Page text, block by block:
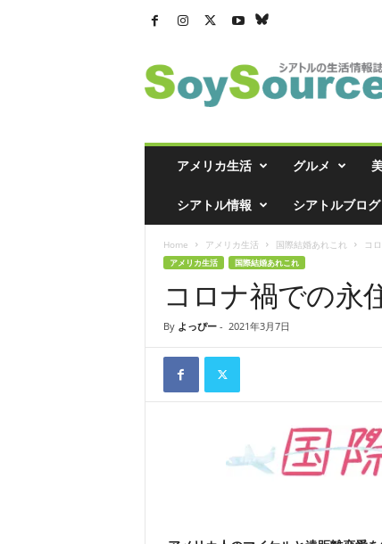
ト
ル
アメリカ生活 グルメ
シアトル情報 シアトルブログ
Home アメリカ生活 国際結婚あれこれ コ
アメリカ生活 国際結婚あれこれ
コロナ禍での永
By よっぴー- 2021年3月7日